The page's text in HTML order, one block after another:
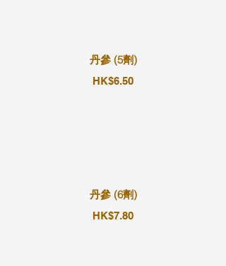
丹參 (5劑)
HK$6.50
丹參 (6劑)
HK$7.80